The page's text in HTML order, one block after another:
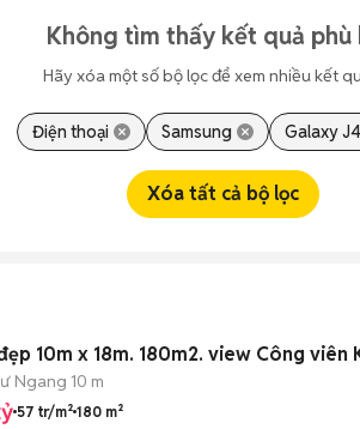
Không tìm thấy kết quả phù
Hãy xóa một số bộ lọc để xem nhiều kết
Điện thoại Samsung Galaxy
Xóa tất cả bộ lọc
10m x 18m. 180m2. view Công viên
Ngang 10 m
57 tr/m² 180 m²